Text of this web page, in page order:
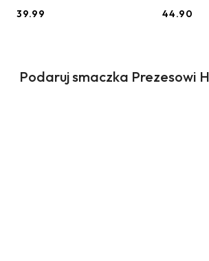
Cena:
39.99
Cena:
44.90
Pomiń karuzelę produktów
Produkty
Podaruj smaczka Prezesowi